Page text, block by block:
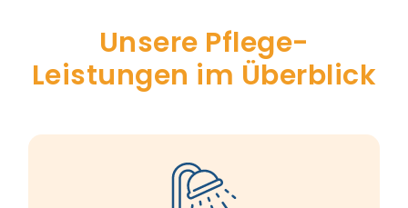
Unsere Pflege-
Leistungen im Überblick